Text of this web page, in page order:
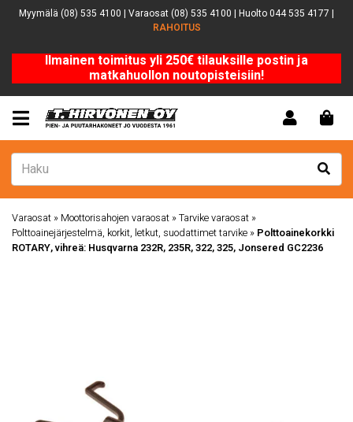
Myymälä (08) 535 4100 | Varaosat (08) 535 4100 | Huolto 044 535 4177 |
RAHOITUS
Ilmainen toimitus yli 250€ tilauksille postin ja
matkahuollon noutopisteisiin!
Varaosat » Moottorisahojen varaosat »Tarvike varaosat »
Polttoainejärjestelmä, korkit, letkut, suodattimet tarvike » Polttoainekorkki
ROTARY, vihreä: Husqvarna 232R, 235R, 322, 325, Jonsered GC2236